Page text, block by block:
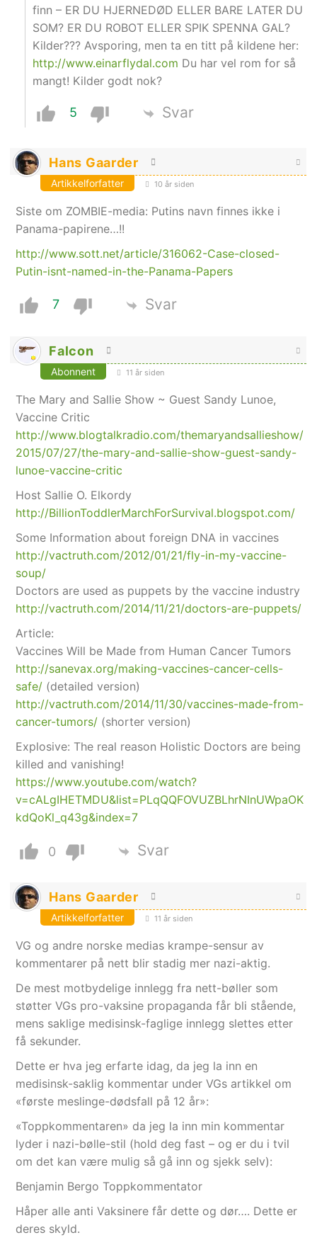
finn – ER DU HJERNEDØD ELLER BARE LATER DU
SOM? ER DU ROBOT ELLER SPIK SPENNA GAL?
Kilder??? Avsporing, men ta en titt på kildene her:
http://www.einarflydal.com Du har vel rom for så
mangt! Kilder godt nok?
5 Svar
Hans Gaarder
Artikkelforfatter 10 år siden
Siste om ZOMBIE-media: Putins navn finnes ikke i
Panama-papirene…!!
http://www.sott.net/article/316062-Case-closed-
Putin-isnt-named-in-the-Panama-Papers
7 Svar
Falcon
Abonnent 11 år siden
The Mary and Sallie Show ~ Guest Sandy Lunoe,
Vaccine Critic
http://www.blogtalkradio.com/themaryandsallieshow/
2015/07/27/the-mary-and-sallie-show-guest-sandy-
lunoe-vaccine-critic
Host Sallie O. Elkordy
http://BillionToddlerMarchForSurvival.blogspot.com/
Some Information about foreign DNA in vaccines
http://vactruth.com/2012/01/21/fly-in-my-vaccine-
soup/
Doctors are used as puppets by the vaccine industry
http://vactruth.com/2014/11/21/doctors-are-puppets/
Article:
Vaccines Will be Made from Human Cancer Tumors
http://sanevax.org/making-vaccines-cancer-cells-
safe/ (detailed version)
http://vactruth.com/2014/11/30/vaccines-made-from-
cancer-tumors/ (shorter version)
Explosive: The real reason Holistic Doctors are being
killed and vanishing!
https://www.youtube.com/watch?
v=cALgIHETMDU&list=PLqQQFOVUZBLhrNInUWpaOK
kdQoKl_q43g&index=7
0 Svar
Hans Gaarder
Artikkelforfatter 11 år siden
VG og andre norske medias krampe-sensur av
kommentarer på nett blir stadig mer nazi-aktig.
De mest motbydelige innlegg fra nett-bøller som
støtter VGs pro-vaksine propaganda får bli stående,
mens saklige medisinsk-faglige innlegg slettes etter
få sekunder.
Dette er hva jeg erfarte idag, da jeg la inn en
medisinsk-saklig kommentar under VGs artikkel om
«første meslinge-dødsfall på 12 år»:
«Toppkommentaren» da jeg la inn min kommentar
lyder i nazi-bølle-stil (hold deg fast – og er du i tvil
om det kan være mulig så gå inn og sjekk selv):
Benjamin Bergo Toppkommentator
Håper alle anti Vaksinere får dette og dør…. Dette er
deres skyld.